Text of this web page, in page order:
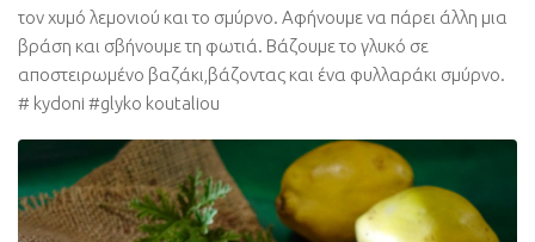
τον χυμό λεμονιού και το σμύρνο. Αφήνουμε να πάρει άλλη μια
βράση και σβήνουμε τη φωτιά. Βάζουμε το γλυκό σε
αποστειρωμένο βαζάκι,βάζοντας και ένα φυλλαράκι σμύρνο.
# kydoni #glyko koutaliou